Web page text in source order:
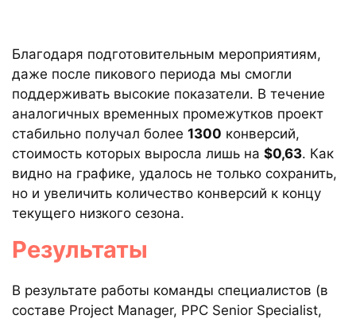
Благодаря подготовительным мероприятиям,
даже после пикового периода мы смогли
поддерживать высокие показатели. В течение
аналогичных временных промежутков проект
стабильно получал более 1300 конверсий,
стоимость которых выросла лишь на $0,63. Как
видно на графике, удалось не только сохранить,
но и увеличить количество конверсий к концу
текущего низкого сезона.
Результаты
В результате работы команды специалистов (в
составе Project Manager, PPC Senior Specialist,